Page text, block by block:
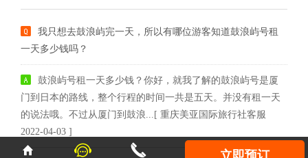
我只想去鼓浪屿完一天，所以有哪位游客知道鼓浪屿号租
一天多少钱吗？
鼓浪屿号租一天多少钱？你好，就我了解的鼓浪屿号是厦
门到日本的路线，整个行程的时间一共是五天。并没有租一天
的说法哦。不过从厦门到鼓浪...[ 重庆美亚国际旅行社客服
2022-04-03 ]
   立即预订